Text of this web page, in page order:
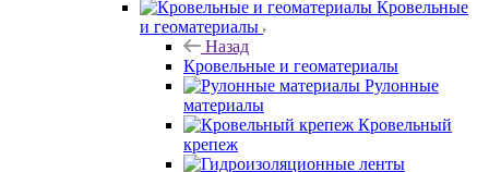
Кровельные
и геоматериалы
Назад
Кровельные и геоматериалы
Рулонные
материалы
Кровельный
крепеж